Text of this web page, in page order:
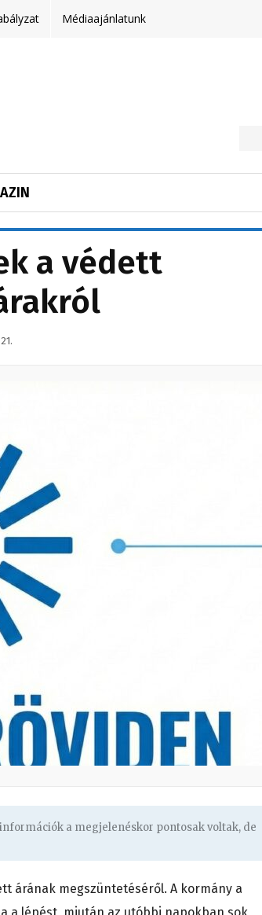
Médiaajánlatunk
a védett
a megjelenéskor pontosak voltak, de
árának megszüntetéséről. A kormány a
a lépést, miután az utóbbi napokban sok